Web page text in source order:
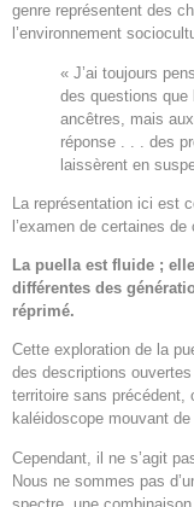
genre représentent des
l’environnement
« J’ai toujours
des questions
ancêtres, mais
réponse . . . des
laissèrent en
La représentation ici est
l’examen de certaines
La puella est fluide ;
différentes des
réprimé.
Cette exploration de la
des descriptions
territoire sans précédent,
kaléidoscope mouvant de
Cependant, il ne s’agit
Nous ne sommes pas